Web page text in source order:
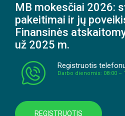
MB mokesčiai 2026:
pakeitimai ir jų
Finansinės
už 2025 m.
Registruotis
Darbo dienomis: 08:00 –
REGISTRUOTIS